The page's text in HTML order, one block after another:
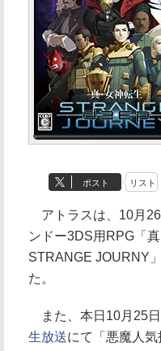
ポスト リスト
アトラスは、10月
ンドー3DS用RPG「
STRANGE JOURNY
た。
また、本日10月25日
生放送にて「悪魔人